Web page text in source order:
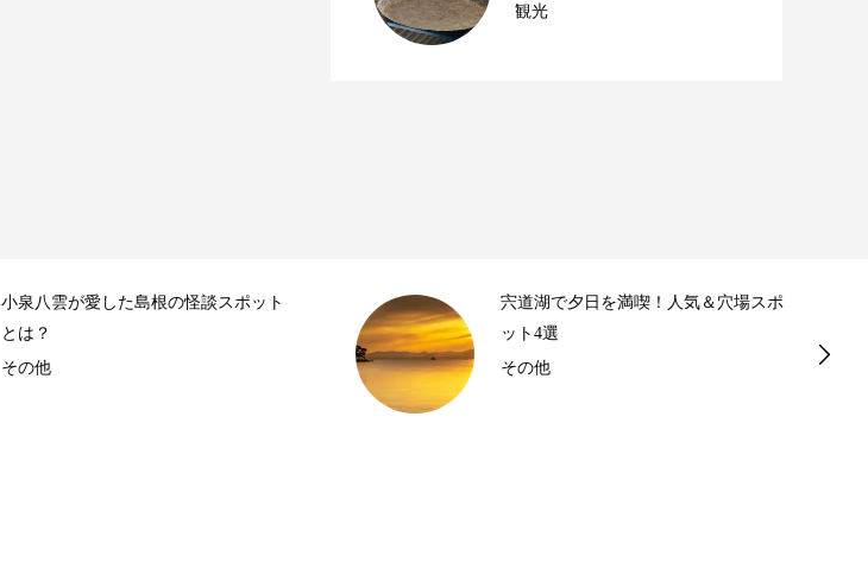
観光
小泉八雲が愛した島根の怪談スポット
とは？
その他
宍道湖で夕日を満喫！人気＆穴場スポ
ット4選
その他